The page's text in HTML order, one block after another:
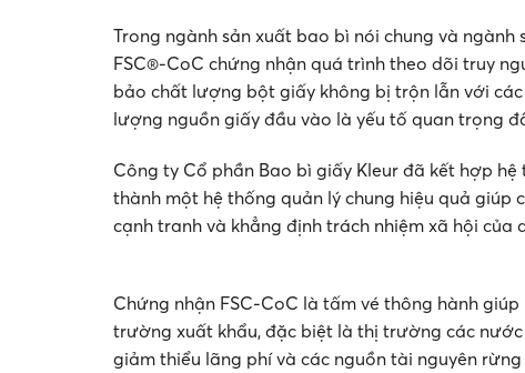
Trong ngành sản xuất bao bì nói chung và
FSC®-CoC chứng nhận quá trình theo dõi truy
bảo chất lượng bột giấy không bị trộn lẫn với
lượng nguồn giấy đầu vào là yếu tố quan trọng
Công ty Cổ phần Bao bì giấy Kleur đã kết hợp
thành một hệ thống quản lý chung hiệu quả giúp
cạnh tranh và khẳng định trách nhiệm xã hội
Chứng nhận FSC-CoC là tấm vé thông hành
trường xuất khẩu, đặc biệt là thị trường các nước
giảm thiểu lãng phí và các nguồn tài nguyên